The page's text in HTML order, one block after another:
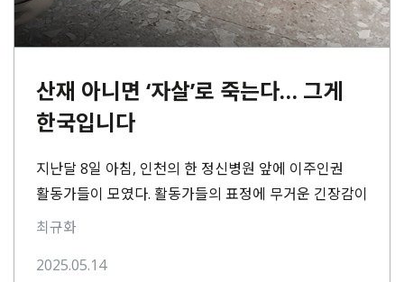
산재 아니면 ‘자살’로 죽는다… 그게
한국입니다
지난달 8일 아침, 인천의 한 정신병원 앞에 이주인권
활동가들이 모였다. 활동가들의 표정에 무거운 긴장감이
감돌았다. 말없이 병원 층계를 올랐다. 철문을⋯
최규화
2025.05.14